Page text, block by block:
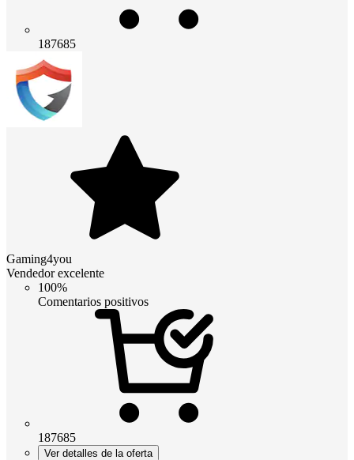
187685
Gaming4you
Vendedor excelente
100%
Comentarios positivos
187685
Ver detalles de la oferta